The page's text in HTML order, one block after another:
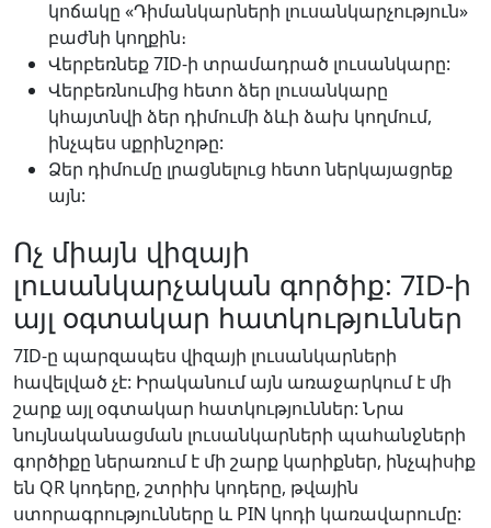
կոճակը «Դիմանկարների լուսանկարչություն»
բաժնի կողքին։
Վերբեռնեք 7ID-ի տրամադրած լուսանկարը:
Վերբեռնումից հետո ձեր լուսանկարը
կհայտնվի ձեր դիմումի ձևի ձախ կողմում,
ինչպես սքրինշոթը:
Ձեր դիմումը լրացնելուց հետո ներկայացրեք
այն:
Ոչ միայն վիզայի
լուսանկարչական գործիք: 7ID-ի
այլ օգտակար հատկություններ
7ID-ը պարզապես վիզայի լուսանկարների
հավելված չէ: Իրականում այն առաջարկում է մի
շարք այլ օգտակար հատկություններ: Նրա
նույնականացման լուսանկարների պահանջների
գործիքը ներառում է մի շարք կարիքներ, ինչպիսիք
են QR կոդերը, շտրիխ կոդերը, թվային
ստորագրությունները և PIN կոդի կառավարումը: